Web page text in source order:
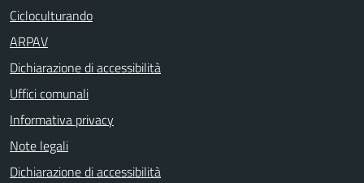
Cicloculturando
ARPAV
Dichiarazione di accessibilità
Uffici comunali
Informativa privacy
Note legali
Dichiarazione di accessibilità